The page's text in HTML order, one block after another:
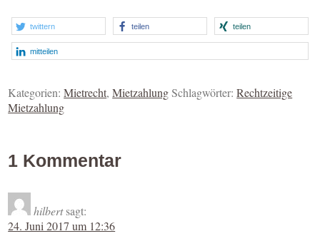
twittern teilen teilen
mitteilen
Kategorien:Mietrecht,MietzahlungSchlagwörter:Rechtzeitige
Mietzahlung
1 Kommentar
hilbert sagt:
24. Juni 2017 um 12:36